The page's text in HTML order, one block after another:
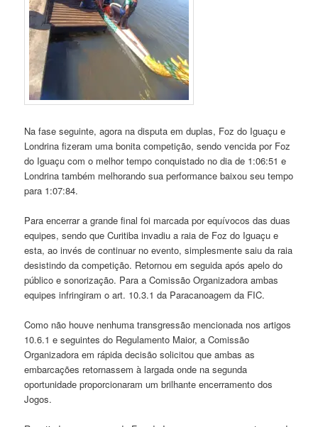
Na fase seguinte, agora na disputa em duplas, Foz do Iguaçu e
Londrina fizeram uma bonita competição, sendo vencida por Foz
do Iguaçu com o melhor tempo conquistado no dia de 1:06:51 e
Londrina também melhorando sua performance baixou seu tempo
para 1:07:84.
Para encerrar a grande final foi marcada por equívocos das duas
equipes, sendo que Curitiba invadiu a raia de Foz do Iguaçu e
esta, ao invés de continuar no evento, simplesmente saiu da raia
desistindo da competição. Retornou em seguida após apelo do
público e sonorização. Para a Comissão Organizadora ambas
equipes infringiram o art. 10.3.1 da Paracanoagem da FIC.
Como não houve nenhuma transgressão mencionada nos artigos
10.6.1 e seguintes do Regulamento Maior, a Comissão
Organizadora em rápida decisão solicitou que ambas as
embarcações retornassem à largada onde na segunda
oportunidade proporcionaram um brilhante encerramento dos
Jogos.